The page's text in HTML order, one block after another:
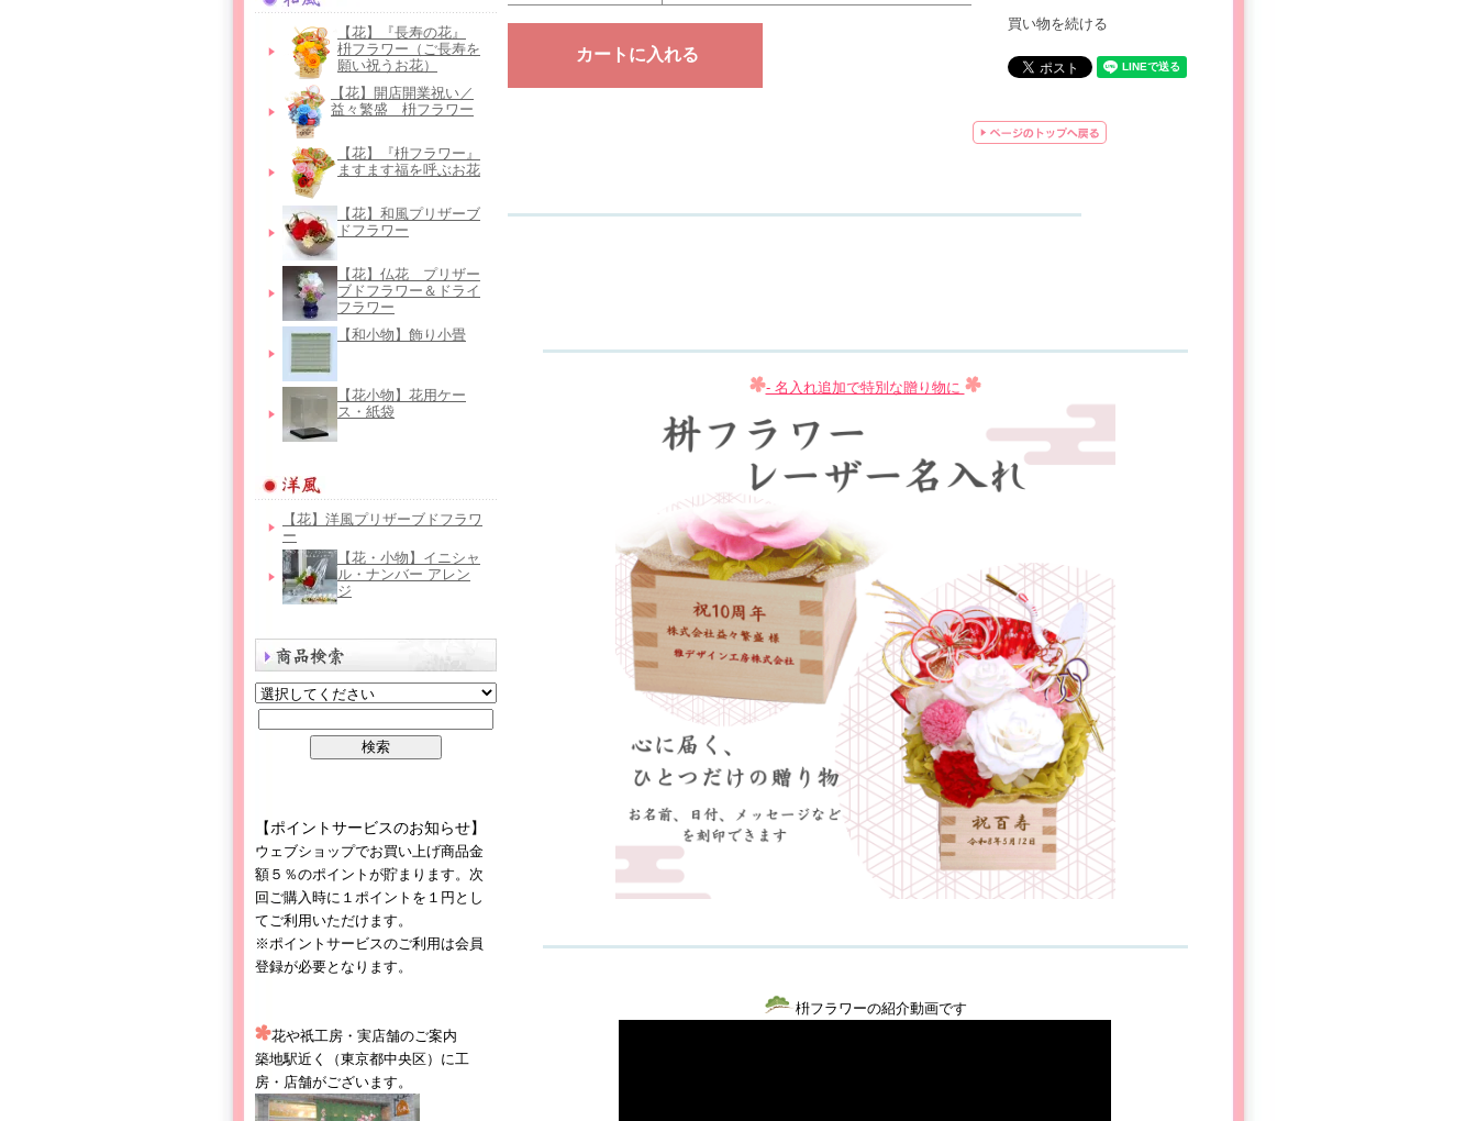
【花】『長寿の花』
枡フラワー（ご長寿を
願い祝うお花）
【花】開店開業祝い／
益々繁盛 枡フラワー
【花】『枡フラワー』
ますます福を呼ぶお花
【花】和風プリザーブ
ドフラワー
【花】仏花＿プリザー
ブドフラワー＆ドライ
フラワー
【和小物】飾り小畳
【花小物】花用ケー
ス・紙袋
【花】洋風プリザーブドフラワ
ー
【花・小物】イニシャ
ル・ナンバー アレン
ジ
【ポイントサービスのお知らせ】
ウェブショップでお買い上げ商品金
額５％のポイントが貯まります。次
回ご購入時に１ポイントを１円とし
てご利用いただけます。
※ポイントサービスのご利用は会員
登録が必要となります。
花や祇工房・実店舗のご案内
築地駅近く（東京都中央区）に工
房・店舗がございます。
買い物を続ける
- 名入れ追加で特別な贈り物に
枡フラワーの紹介動画です